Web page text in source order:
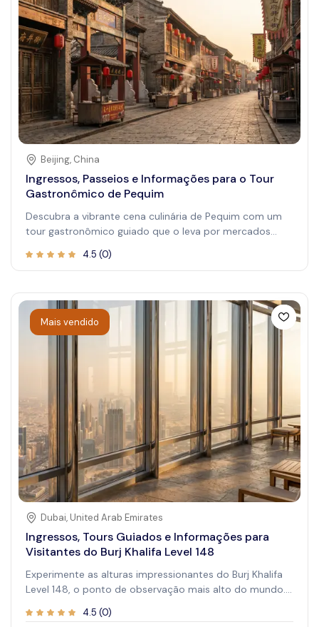
Auckland única, desde frutos do mar frescos até pratos
influenciados pela cultura Maori. A atmosfera animada e
a hospitalidade local tornam esse passeio mais do que
uma refeição—é uma jornada inesquecível pelo coração
da cultura alimentar de Auckland, enriquecendo sua
visita com sabores autênticos e histórias cativantes.
Beijing, China
Ingressos, Passeios e Informações para o Tour
Gastronômico de Pequim
Descubra a vibrante cena culinária de Pequim com um
tour gastronômico guiado que o leva por mercados
escondidos. Experimente sabores autênticos e receitas
tornando sua visita memorável e deliciosa. Seja você um
foodie experiente ou um viajante curioso, este tour
oferece uma visão única do patrimônio culinário de
Pequim.
4.5 (0)
Mais vendido
Dubai, United Arab Emirates
Ingressos, Tours Guiados e Informações para
Visitantes do Burj Khalifa Level 148
Experimente as alturas impressionantes do Burj Khalifa
Level 148, o ponto de observação mais alto do mundo.
oferece vistas panorâmicas de tirar o fôlego de Dubai.
4.5 (0)